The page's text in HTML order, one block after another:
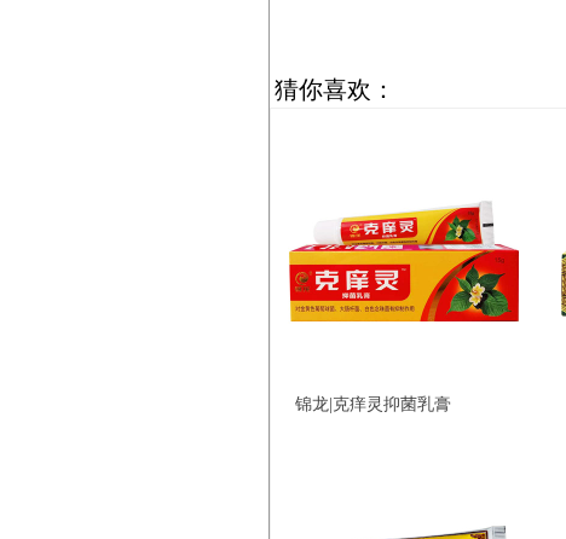
猜你喜欢：
锦龙|克痒灵抑菌乳膏